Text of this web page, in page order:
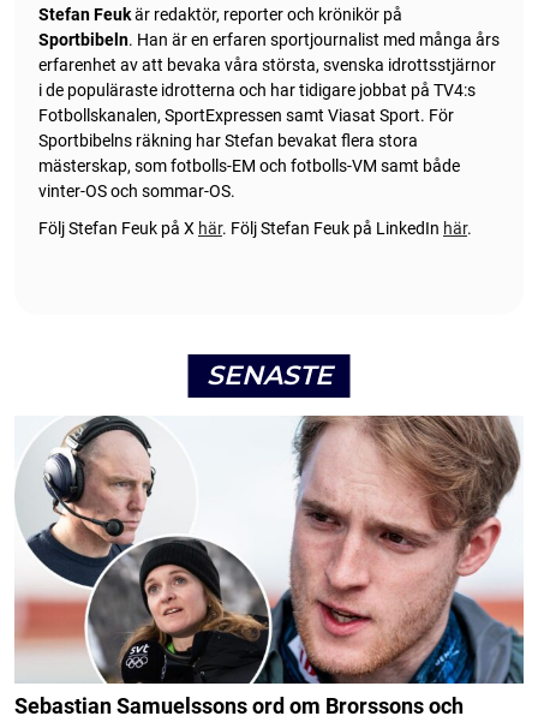
Stefan Feukär redaktör, reporter och krönikör på
Sportbibeln. Han är en erfaren sportjournalist med många års
erfarenhet av att bevaka våra största, svenska idrottsstjärnor
i de populäraste idrotterna och har tidigare jobbat på TV4:s
Fotbollskanalen, SportExpressen samt Viasat Sport. För
Sportbibelns räkning har Stefan bevakat flera stora
mästerskap, som fotbolls-EM och fotbolls-VM samt både
vinter-OS och sommar-OS.
Följ Stefan Feuk på X här. Följ Stefan Feuk på LinkedIn här.
SENASTE
Sebastian Samuelssons ord om Brorssons och